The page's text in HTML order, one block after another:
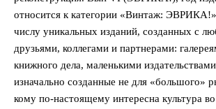
относится к категории «Винтаж:
числу уникальных изданий, созданных с
друзьями, коллегами и партнерами:
книжного дела, маленькими
изначально созданные не для «большого»
кому по-настоящему интересна культура во